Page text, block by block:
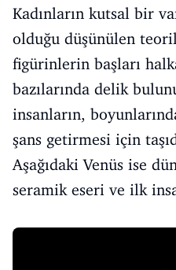
Kadınların kutsal bir
olduğu düşünülen
figürinlerin başları
bazılarında delik
insanların,
şans getirmesi için
Aşağıdaki Venüs ise
seramik eseri ve ilk